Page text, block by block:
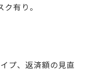
有り。
プ、返済額の見直